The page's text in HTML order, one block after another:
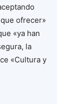
ofrecer»
«ya han
la
«Cultura y